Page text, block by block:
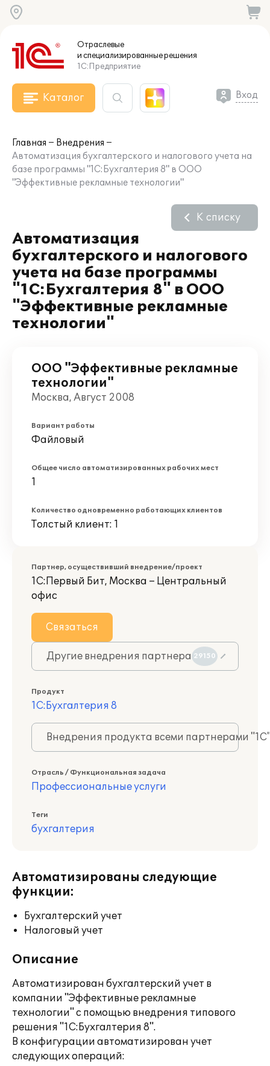
Отраслевые
и специализированныерешения
1С:Предприятие
Каталог Вход
Главная
Внедрения
Автоматизация бухгалтерского и налогового учета на
базе программы "1С:Бухгалтерия 8" в ООО
"Эффективные рекламные технологии"
Автоматизация
бухгалтерского и налогового
учета на базе программы
"1С:Бухгалтерия 8" в ООО
"Эффективные рекламные
технологии"
К списку
ООО "Эффективные рекламные
технологии"
Москва, Август 2008
Вариант работы
Файловый
Общее число автоматизированных рабочих мест
1
Количество одновременно работающих клиентов
Толстый клиент: 1
Партнер, осуществивший внедрение/проект
1С:Первый Бит, Москва – Центральный
офис
Связаться
Другие внедрения партнера 29150
Продукт
1С:Бухгалтерия 8
Внедрения продукта всеми партнерами
Отрасль / Функциональная задача
Профессиональные услуги
Теги
бухгалтерия
Автоматизированы следующие
функции:
Бухгалтерский учет
Налоговый учет
Описание
Автоматизирован бухгалтерский учет в
компании "Эффективные рекламные
технологии" с помощью внедрения типового
решения "1С:Бухгалтерия 8".
В конфигурации автоматизирован учет
следующих операций: